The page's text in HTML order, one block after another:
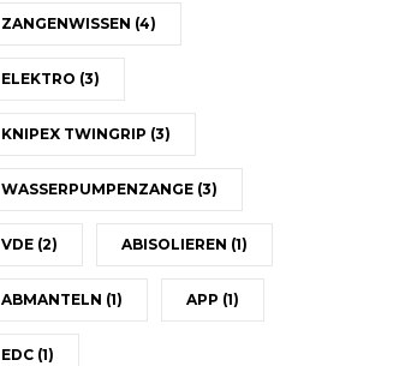
ZANGENWISSEN (4)
ELEKTRO (3)
KNIPEX TWINGRIP (3)
WASSERPUMPENZANGE (3)
VDE (2) ABISOLIEREN (1)
ABMANTELN (1) APP (1)
EDC (1)